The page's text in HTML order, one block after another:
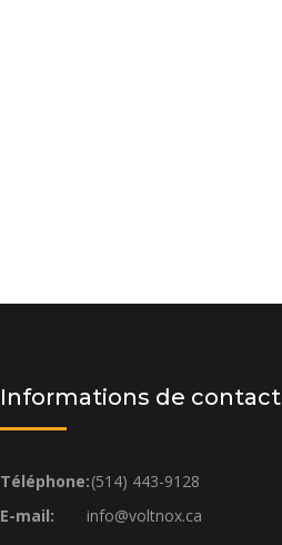
Informations de contact
Téléphone:(514) 443-9128
E-mail:
info@voltnox.ca